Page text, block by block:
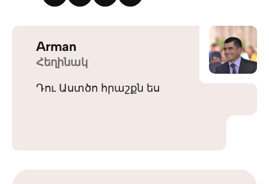
Arman
Հեղինակ
Դու Աստծո հրաշքն ես